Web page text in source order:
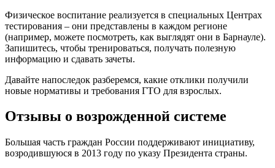
Физическое воспитание реализуется в специальных Центрах
тестирования – они представлены в каждом регионе
(например, можете посмотреть, как выглядят они в Барнауле).
Запишитесь, чтобы тренироваться, получать полезную
информацию и сдавать зачеты.
Давайте напоследок разберемся, какие отклики получили
новые нормативы и требования ГТО для взрослых.
Отзывы о возрожденной системе
Большая часть граждан России поддерживают инициативу,
возродившуюся в 2013 году по указу Президента страны.